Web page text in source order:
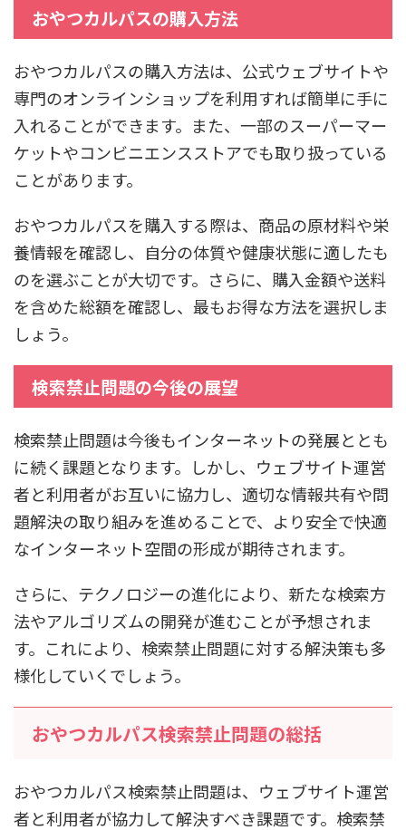
おやつカルパスの購入方法
おやつカルパスの購入方法は、公式ウェブサイトや
専門のオンラインショップを利用すれば簡単に手に
入れることができます。また、一部のスーパーマー
ケットやコンビニエンスストアでも取り扱っている
ことがあります。
おやつカルパスを購入する際は、商品の原材料や栄
養情報を確認し、自分の体質や健康状態に適したも
のを選ぶことが大切です。さらに、購入金額や送料
を含めた総額を確認し、最もお得な方法を選択しま
しょう。
検索禁止問題の今後の展望
検索禁止問題は今後もインターネットの発展ととも
に続く課題となります。しかし、ウェブサイト運営
者と利用者がお互いに協力し、適切な情報共有や問
題解決の取り組みを進めることで、より安全で快適
なインターネット空間の形成が期待されます。
さらに、テクノロジーの進化により、新たな検索方
法やアルゴリズムの開発が進むことが予想されま
す。これにより、検索禁止問題に対する解決策も多
様化していくでしょう。
おやつカルパス検索禁止問題の総括
おやつカルパス検索禁止問題は、ウェブサイト運営
者と利用者が協力して解決すべき課題です。検索禁